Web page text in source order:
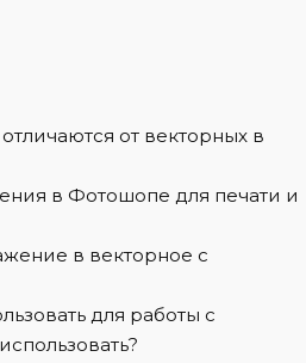
от векторных в
в Фотошопе для печати и
в векторное с
для работы с